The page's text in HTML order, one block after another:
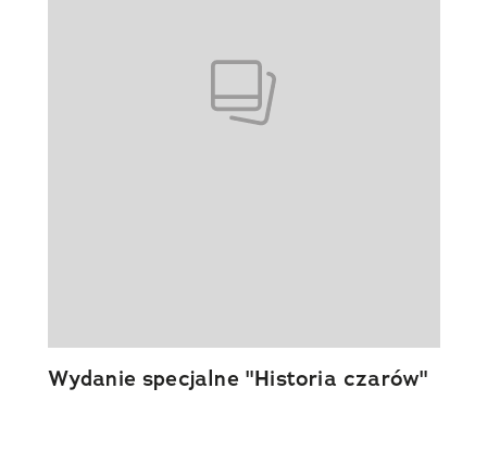
Wydanie specjalne "Historia czarów"